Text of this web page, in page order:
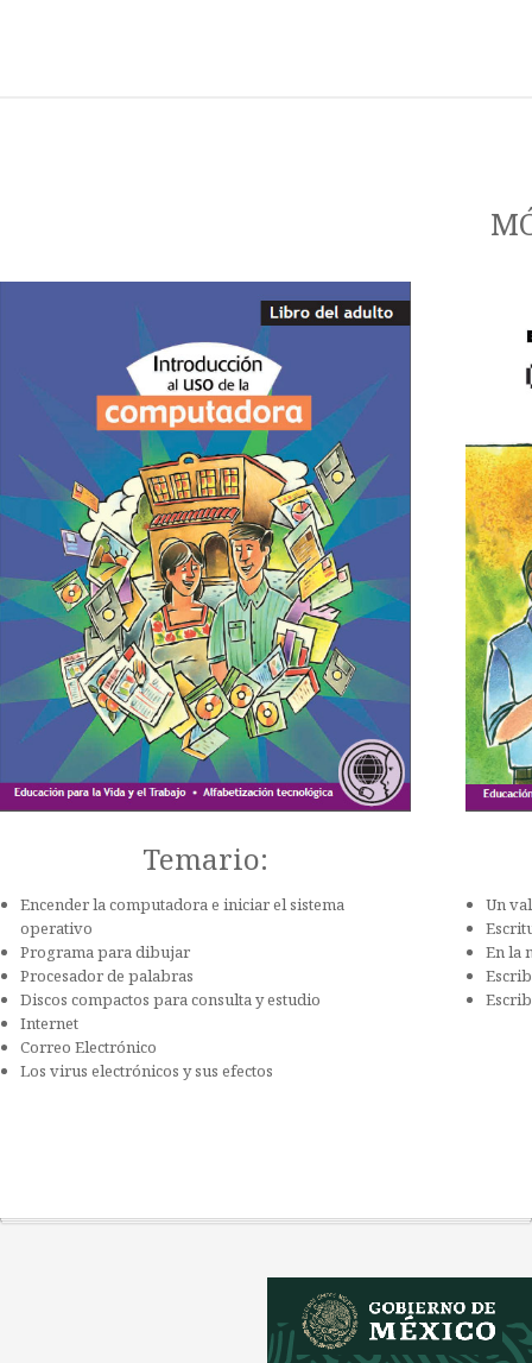
Temario:
Encender la computadora e iniciar el sistema
operativo
Programa para dibujar
Procesador de palabras
Discos compactos para consulta y estudio
Internet
Correo Electrónico
Los virus electrónicos y sus efectos
Un
En la